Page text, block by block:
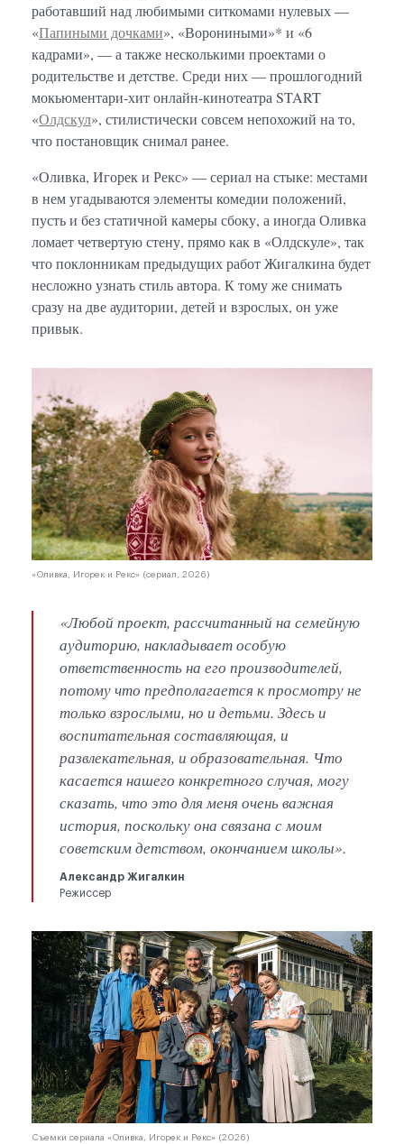
работавший над любимыми ситкомами нулевых —
«Папиными дочками», «Ворониными»* и «6
кадрами», — а также несколькими проектами о
родительстве и детстве. Среди них — прошлогодний
мокьюментари-хит онлайн-кинотеатра START
«Олдскул», стилистически совсем непохожий на то,
что постановщик снимал ранее.
«Оливка, Игорек и Рекс» — сериал на стыке: местами
в нем угадываются элементы комедии положений,
пусть и без статичной камеры сбоку, а иногда Оливка
ломает четвертую стену, прямо как в «Олдскуле», так
что поклонникам предыдущих работ Жигалкина будет
несложно узнать стиль автора. К тому же снимать
сразу на две аудитории, детей и взрослых, он уже
привык.
«Оливка, Игорек и Рекс» (сериал, 2026)
«Любой проект, рассчитанный на семейную
аудиторию, накладывает особую
ответственность на его производителей,
потому что предполагается к просмотру не
только взрослыми, но и детьми. Здесь и
воспитательная составляющая, и
развлекательная, и образовательная. Что
касается нашего конкретного случая, могу
сказать, что это для меня очень важная
история, поскольку она связана с моим
советским детством, окончанием школы».
Александр Жигалкин
Режиссер
Съемки сериала «Оливка, Игорек и Рекс» (2026)